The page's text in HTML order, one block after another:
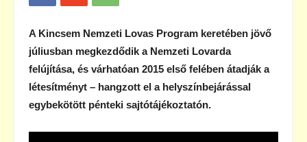
A Kincsem Nemzeti Lovas Program keretében jövő
júliusban megkezdődik a Nemzeti Lovarda
felújítása, és várhatóan 2015 első felében átadják a
létesítményt – hangzott el a helyszínbejárással
egybekötött pénteki sajtótájékoztatón.